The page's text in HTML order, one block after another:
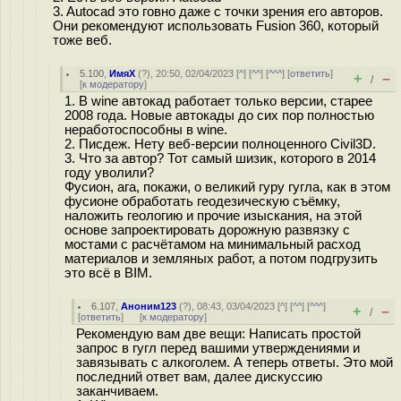
3. Autocad это говно даже с точки зрения его авторов.
Они рекомендуют использовать Fusion 360, который
тоже веб.
5.100 ,ИмяХ (?), 20:50, 02/04/2023 [^] [^^] [^^^] [ответить]
[к модератору] + / –
1. В wine автокад работает только версии, старее
2008 года. Новые автокады до сих пор полностью
неработоспособны в wine.
2. Пиcдеж. Нету веб-версии полноценного Civil3D.
3. Что за автор? Тот самый шизик, которого в 2014
году уволили?
Фусион, ага, покажи, о великий гуру гугла, как в этом
фусионе обработать геодезическую съёмку,
наложить геологию и прочие изыскания, на этой
основе запроектировать дорожную развязку с
мостами с расчётамом на минимальный расход
материалов и земляных работ, а потом подгрузить
это всё в BIM.
6.107 ,Аноним123 (?), 08:43, 03/04/2023 [^] [^^] [^^^]
[ответить] [к модератору] + / –
Рекомендую вам две вещи: Написать простой
запрос в гугл перед вашими утверждениями и
завязывать с алкоголем. А теперь ответы. Это мой
последний ответ вам, далее дискуссию
заканчиваем.